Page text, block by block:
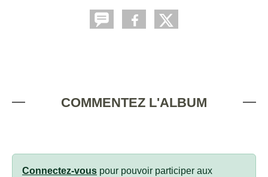
COMMENTEZ L'ALBUM
Connectez-vous pour pouvoir participer aux